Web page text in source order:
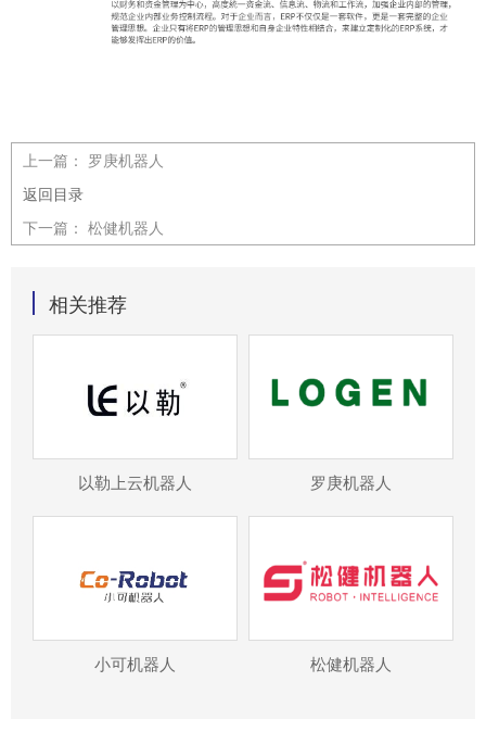
上一篇： 罗庚机器人
返回目录
下一篇： 松健机器人
相关推荐
以勒上云机器人 罗庚机器人
小可机器人 松健机器人